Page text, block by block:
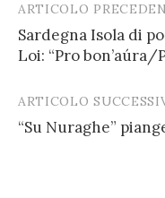
Post
navigation
ARTICOLO
Sardegna Isola di
Loi: “Pro
ARTICOLO
“Su Nuraghe”